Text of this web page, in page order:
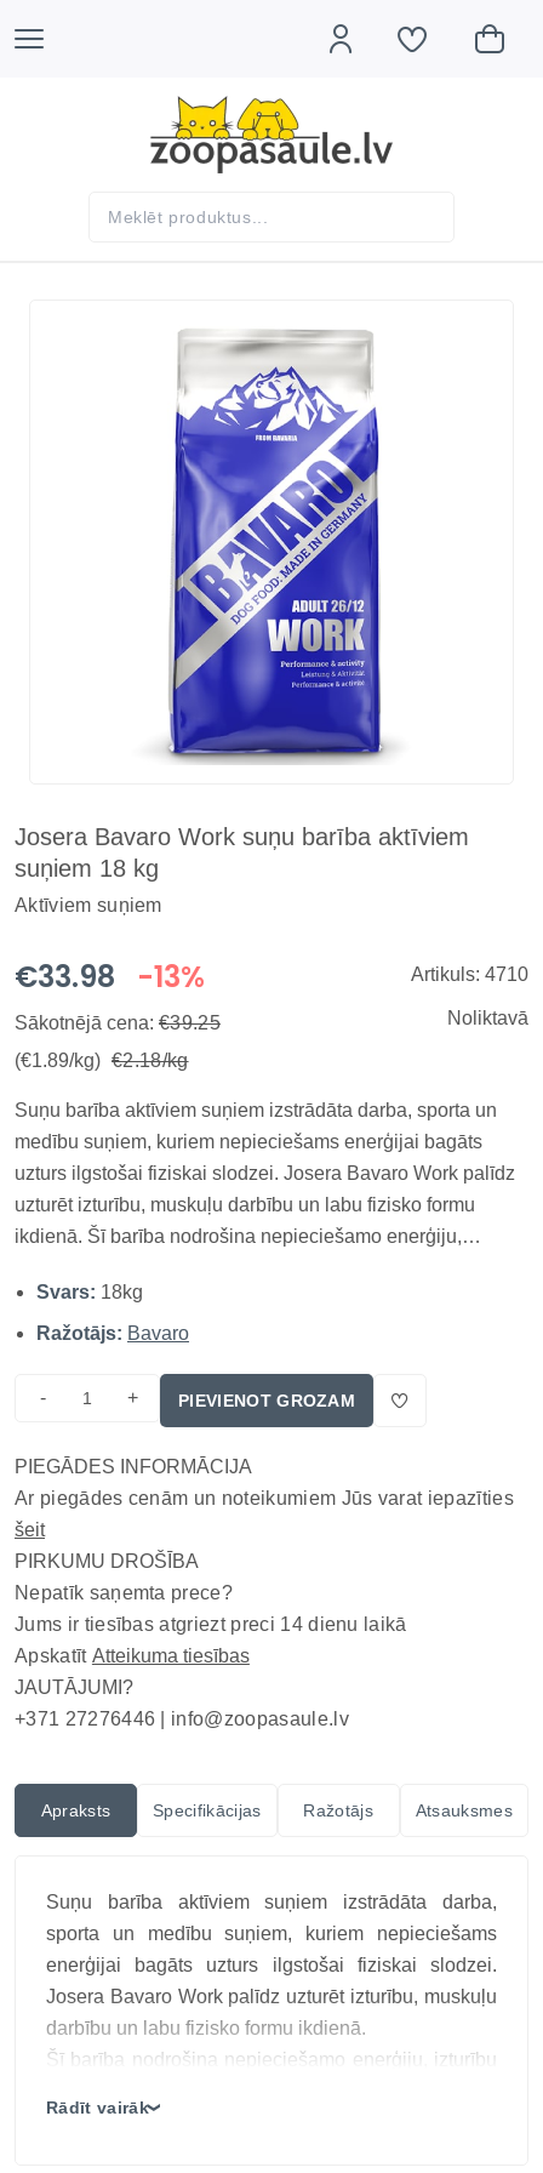
Josera Bavaro Work suņu barība aktīviem
suņiem 18 kg
Aktīviem suņiem
€33.98 -13%
Sākotnējā cena: €39.25
(€1.89/kg) €2.18/kg
Artikuls: 4710
Noliktavā
Suņu barība aktīviem suņiem izstrādāta darba, sporta un
medību suņiem, kuriem nepieciešams enerģijai bagāts
uzturs ilgstošai fiziskai slodzei. Josera Bavaro Work palīdz
uzturēt izturību, muskuļu darbību un labu fizisko formu
ikdienā. Šī barība nodrošina nepieciešamo enerģiju,
veselību un fizisko formu pat intensīvas slodzes laikā.
Galvenās...
Svars: 18kg
Ražotājs: Bavaro
- + PIEVIENOT GROZAM
PIEGĀDES INFORMĀCIJA
Ar piegādes cenām un noteikumiem Jūs varat iepazīties
šeit
PIRKUMU DROŠĪBA
Nepatīk saņemta prece?
Jums ir tiesības atgriezt preci 14 dienu laikā
Apskatīt Atteikuma tiesības
JAUTĀJUMI?
+371 27276446 | info@zoopasaule.lv
Apraksts Specifikācijas Ražotājs Atsauksmes
Suņu barība aktīviem suņiem izstrādāta darba,
sporta un medību suņiem, kuriem nepieciešams
enerģijai bagāts uzturs ilgstošai fiziskai slodzei.
Josera Bavaro Work palīdz uzturēt izturību, muskuļu
darbību un labu fizisko formu ikdienā.
Šī barība nodrošina nepieciešamo enerģiju, izturību
Rādīt vairāk❯